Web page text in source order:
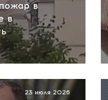
в
в
23 июля 2026